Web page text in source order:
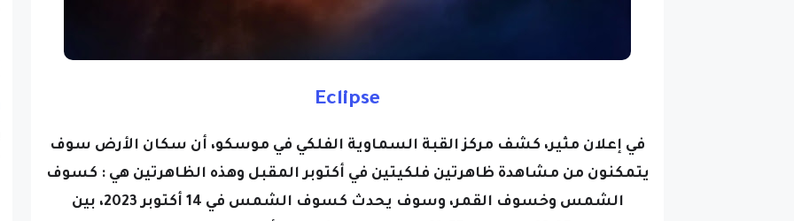
Eclipse
في إعلان مثير، كشف مركز القبة السماوية الفلكي في موسكو، أن سكان الأرض سوف
يتمكنون من مشاهدة ظاهرتين فلكيتين في أكتوبر المقبل وهذه الظاهرتين هي : كسوف
الشمس وخسوف القمر،
وسوف يحدث كسوف الشمس في 14 أكتوبر 2023، بين